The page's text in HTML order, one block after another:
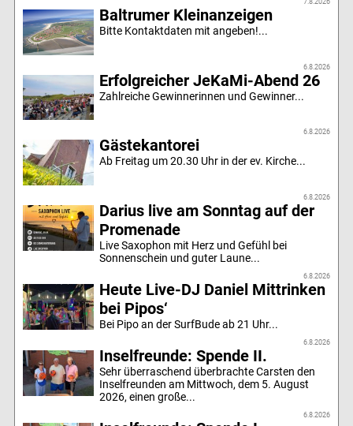
7.8.2026
Baltrumer Kleinanzeigen
Bitte Kontaktdaten mit angeben!...
6.8.2026
Erfolgreicher JeKaMi-Abend 26
Zahlreiche Gewinnerinnen und Gewinner...
6.8.2026
Gästekantorei
Ab Freitag um 20.30 Uhr in der ev. Kirche...
6.8.2026
Darius live am Sonntag auf der
Promenade
Live Saxophon mit Herz und Gefühl bei
Sonnenschein und guter Laune...
6.8.2026
Heute Live-DJ Daniel Mittrinken
bei Pipos‘
Bei Pipo an der SurfBude ab 21 Uhr...
6.8.2026
Inselfreunde: Spende II.
Sehr überraschend überbrachte Carsten den
Inselfreunden am Mittwoch, dem 5. August
2026, einen große...
6.8.2026